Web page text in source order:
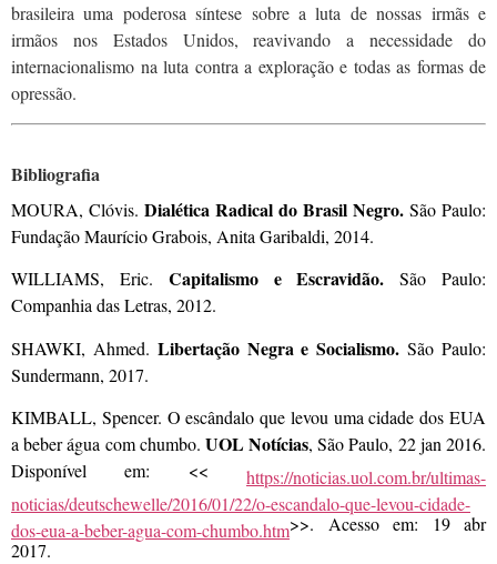
brasileira uma poderosa síntese sobre a luta de nossas irmãs e
irmãos nos Estados Unidos, reavivando a necessidade do
internacionalismo na luta contra a exploração e todas as formas de
opressão.
Bibliografia
MOURA, Clóvis. Dialética Radical do Brasil Negro. São Paulo:
Fundação Maurício Grabois, Anita Garibaldi, 2014.
WILLIAMS, Eric. Capitalismo e Escravidão.São Paulo:
Companhia das Letras, 2012.
SHAWKI, Ahmed. Libertação Negra e Socialismo.São Paulo:
Sundermann, 2017.
KIMBALL, Spencer. O escândalo que levou uma cidade dos EUA
a beber água com chumbo. UOL Notícias, São Paulo, 22 jan 2016.
Disponível em: << https://noticias.uol.com.br/ultimas-
noticias/deutschewelle/2016/01/22/o-escandalo-que-levou-cidade-
dos-eua-a-beber-agua-com-chumbo.htm>>. Acesso em: 19 abr
2017.